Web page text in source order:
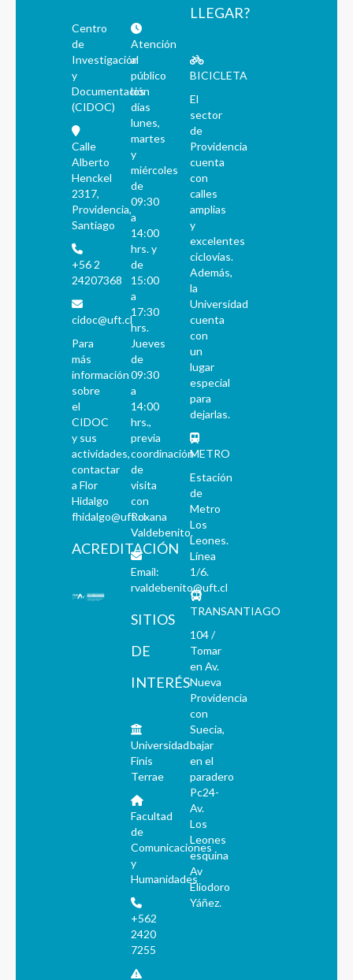
Centro
de
Investigación
y
Documentación
(CIDOC)
Calle
Alberto
Henckel
2317,
Providencia,
Santiago
+56 2
24207368
cidoc@uft.cl
Para
más
información
sobre
el
CIDOC
y sus
actividades,
contactar
a Flor
Hidalgo
fhidalgo@uft.cl
ACREDITACIÓN
Atención
al
público
los
días
lunes,
martes
y
miércoles
de
09:30
a
14:00
hrs. y
de
15:00
a
17:30
hrs.
Jueves
de
09:30
a
14:00
hrs.,
previa
coordinación
de
visita
con
Roxana
Valdebenito.
Email:
rvaldebenito@uft.cl
SITIOS
DE
INTERÉS
Universidad
Finis
Terrae
Facultad
de
Comunicaciones
y
Humanidades
+562
2420
7255
LLEGAR?
BICICLETA
El
sector
de
Providencia
cuenta
con
calles
amplias
y
excelentes
ciclovías.
Además,
la
Universidad
cuenta
con
un
lugar
especial
para
dejarlas.
METRO
Estación
de
Metro
Los
Leones.
Línea
1/6.
TRANSANTIAGO
104 /
Tomar
en Av.
Nueva
Providencia
con
Suecia,
bajar
en el
paradero
Pc24-
Av.
Los
Leones
esquina
Av
Eliodoro
Yáñez.